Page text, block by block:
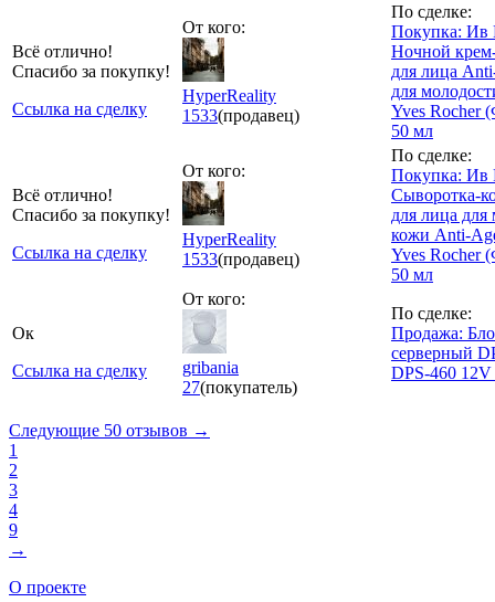
Всё отлично!
Спасибо за покупку!
Ссылка на сделку
От кого:
HyperReality
1533(продавец)
По сделке:
Покупка: Ив
Ночной
для лица
для
Yves Rocher
50 мл
Всё отлично!
Спасибо за покупку!
Ссылка на сделку
От кого:
HyperReality
1533(продавец)
По сделке:
Покупка: Ив
Сыворотка-
для лица для
кожи Anti-
Yves Rocher
50 мл
Ок
Ссылка на сделку
От кого:
gribania
27(покупатель)
По сделке:
Продажа:
серверный
DPS-460
Следующие 50 отзывов →
1
2
3
4
9
→
О проекте